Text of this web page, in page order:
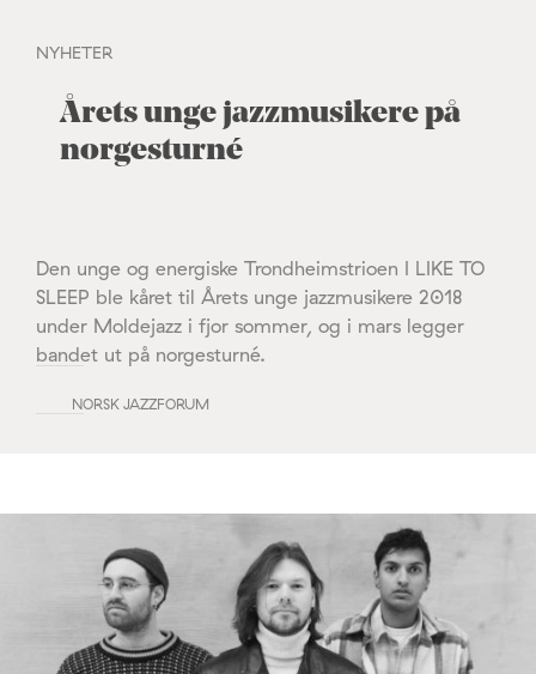
NYHETER
Årets unge jazzmusikere på
norgesturné
Den unge og energiske Trondheimstrioen I LIKE TO
SLEEP ble kåret til Årets unge jazzmusikere 2018
under Moldejazz i fjor sommer, og i mars legger
bandet ut på norgesturné.
NORSK JAZZFORUM